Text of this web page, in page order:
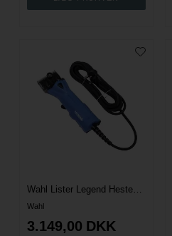
Wahl Lister Legend Hesteklipper
Wahl
3.149,00 DKK